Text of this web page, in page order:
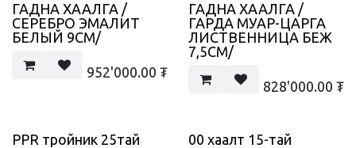
ГАДНА ХААЛГА /
СЕРЕБРО ЭМАЛИТ
БЕЛЫЙ 9СМ/
952'000.00 ₮
ГАДНА ХААЛГА /
ГАРДА МУАР-ЦАРГА
ЛИСТВЕННИЦА БЕЖ
7,5СМ/
828'000.00 ₮
PPR тройник 25тай 00 хаалт 15-тай